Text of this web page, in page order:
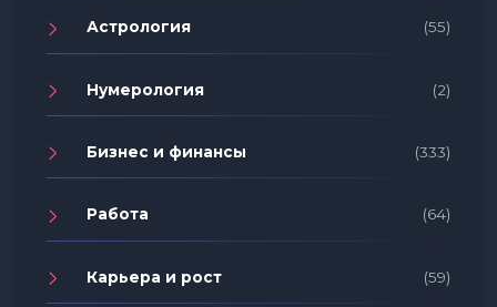
Астрология (55)
Нумерология (2)
Бизнес и финансы (333)
Работа (64)
Карьера и рост (59)